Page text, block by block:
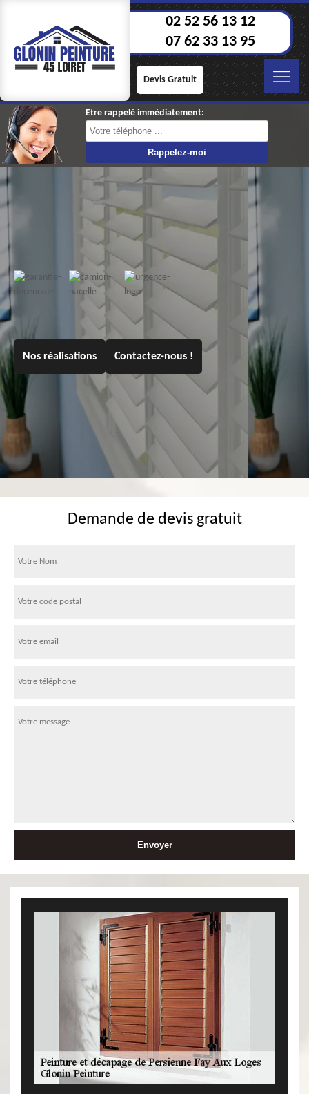
02 52 56 13 12
07 62 33 13 95
Devis Gratuit
Etre rappelé immédiatement:
Nos réalisations Contactez-nous !
Demande de devis gratuit